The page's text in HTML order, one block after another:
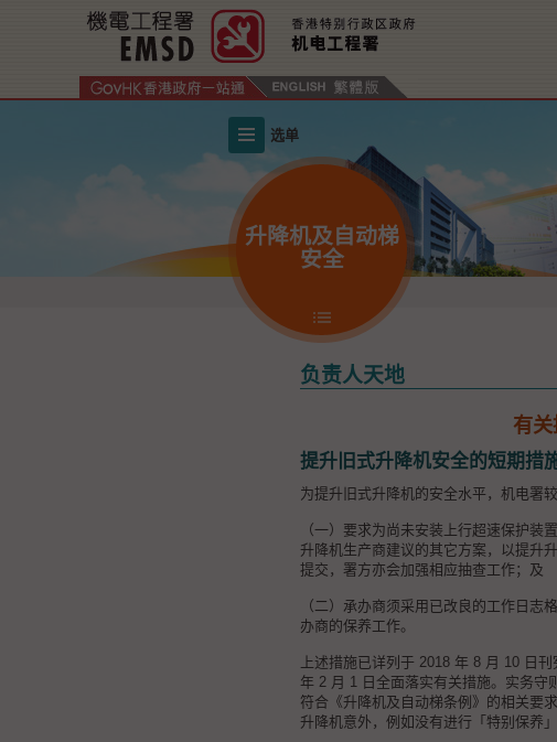
容
选单
升降机及自动梯
安全
负责人天地
有
提升旧式升降机安全的短期措
为提升旧式升降机的安全水平，机电署
（一）要求为尚未安装上行超速保护
升降机生产商建议的其它方案，以提升
提交，署方亦会加强相应抽查工作；及
（二）承办商须采用已改良的工作日
办商的保养工作。
上述措施已详列于 2018 年 8 月 10 日
年 2 月 1 日全面落实有关措施。实务守
符合《升降机及自动梯条例》的相关要
升降机意外，例如没有进行「特别保养